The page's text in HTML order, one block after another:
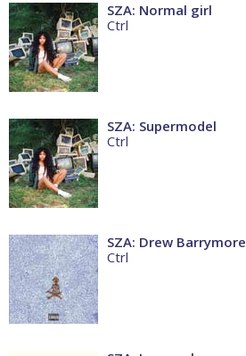
SZA: Normal girl
Ctrl
SZA: Supermodel
Ctrl
SZA: Drew Barrymore
Ctrl